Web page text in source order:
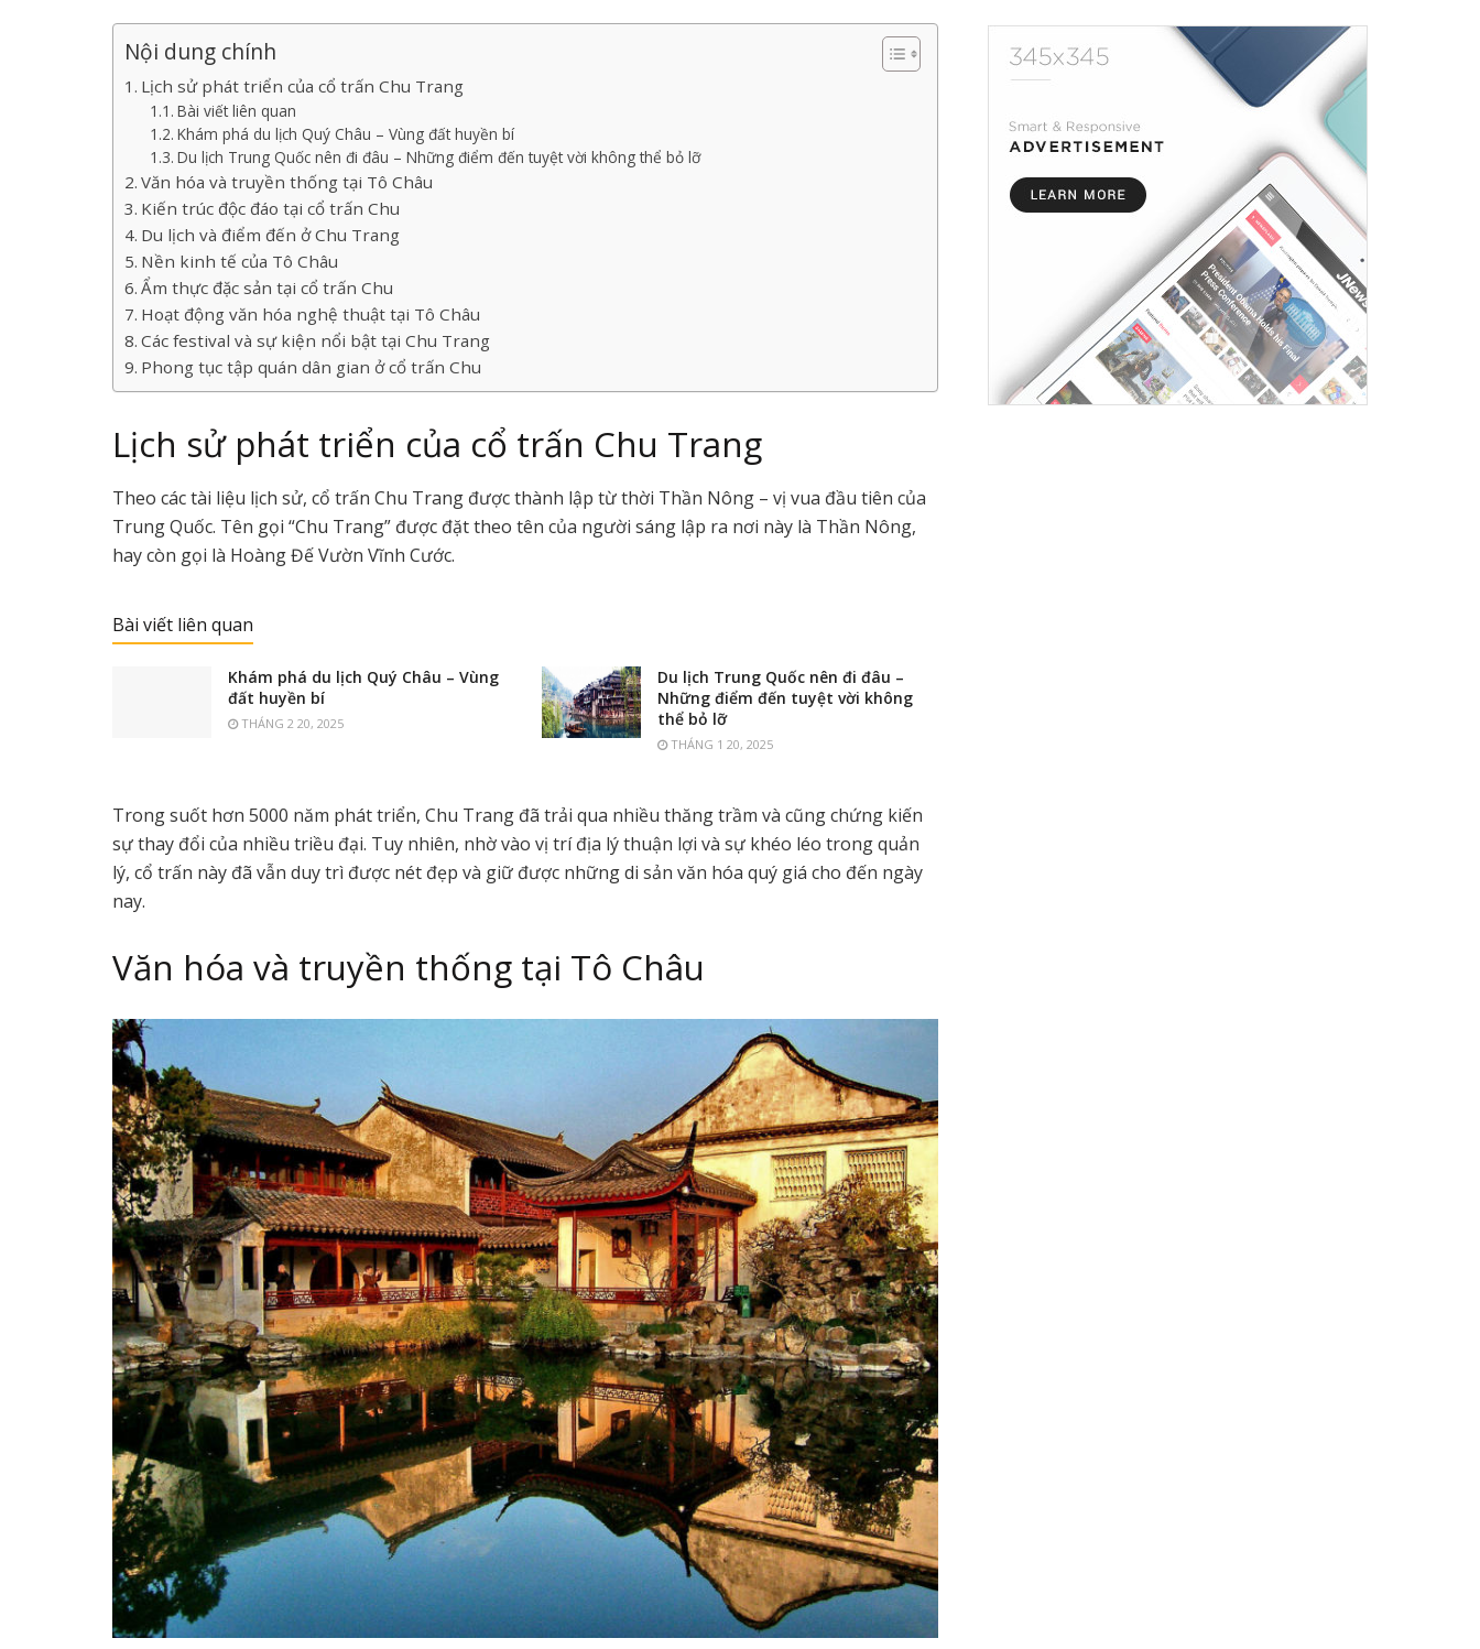
Nội dung chính
Lịch sử phát triển của cổ trấn Chu Trang
Bài viết liên quan
Khám phá du lịch Quý Châu – Vùng đất huyền bí
Du lịch Trung Quốc nên đi đâu – Những điểm đến tuyệt vời không thể bỏ lỡ
Văn hóa và truyền thống tại Tô Châu
Kiến trúc độc đáo tại cổ trấn Chu
Du lịch và điểm đến ở Chu Trang
Nền kinh tế của Tô Châu
Ẩm thực đặc sản tại cổ trấn Chu
Hoạt động văn hóa nghệ thuật tại Tô Châu
Các festival và sự kiện nổi bật tại Chu Trang
Phong tục tập quán dân gian ở cổ trấn Chu
Lịch sử phát triển của cổ trấn Chu Trang
Theo các tài liệu lịch sử, cổ trấn Chu Trang được thành lập từ thời Thần Nông – vị vua đầu tiên của
Trung Quốc. Tên gọi “Chu Trang” được đặt theo tên của người sáng lập ra nơi này là Thần Nông,
hay còn gọi là Hoàng Đế Vườn Vĩnh Cước.
Bài viết liên quan
Khám phá du lịch Quý Châu – Vùng
đất huyền bí
THÁNG 2 20, 2025
Du lịch Trung Quốc nên đi đâu –
Những điểm đến tuyệt vời không
thể bỏ lỡ
THÁNG 1 20, 2025
Trong suốt hơn 5000 năm phát triển, Chu Trang đã trải qua nhiều thăng trầm và cũng chứng kiến
sự thay đổi của nhiều triều đại. Tuy nhiên, nhờ vào vị trí địa lý thuận lợi và sự khéo léo trong quản
lý, cổ trấn này đã vẫn duy trì được nét đẹp và giữ được những di sản văn hóa quý giá cho đến ngày
nay.
Văn hóa và truyền thống tại Tô Châu